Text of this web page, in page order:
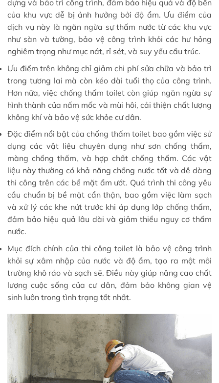
dựng và bảo trì công trình, đảm bảo hiệu quả và độ bền
của khu vực dễ bị ảnh hưởng bởi độ ẩm. Ưu điểm của
dịch vụ này là ngăn ngừa sự thấm nước từ các khu vực
như sàn và tường, bảo vệ công trình khỏi các hư hỏng
nghiêm trọng như mục nát, rỉ sét, và suy yếu cấu trúc.
Ưu điểm trên không chỉ giảm chi phí sửa chữa và bảo trì
trong tương lai mà còn kéo dài tuổi thọ của công trình.
Hơn nữa, việc chống thấm toilet còn giúp ngăn ngừa sự
hình thành của nấm mốc và mùi hôi, cải thiện chất lượng
không khí và bảo vệ sức khỏe cư dân.
Đặc điểm nổi bật của chống thấm toilet bao gồm việc sử
dụng các vật liệu chuyên dụng như sơn chống thấm,
màng chống thấm, và hợp chất chống thấm. Các vật
liệu này thường có khả năng chống nước tốt và dễ dàng
thi công trên các bề mặt ẩm ướt. Quá trình thi công yêu
cầu chuẩn bị bề mặt cẩn thận, bao gồm việc làm sạch
và xử lý các khe nứt trước khi áp dụng lớp chống thấm,
đảm bảo hiệu quả lâu dài và giảm thiểu nguy cơ thấm
nước.
Mục đích chính của thi công toilet là bảo vệ công trình
khỏi sự xâm nhập của nước và độ ẩm, tạo ra một môi
trường khô ráo và sạch sẽ. Điều này giúp nâng cao chất
lượng cuộc sống của cư dân, đảm bảo không gian vệ
sinh luôn trong tình trạng tốt nhất.